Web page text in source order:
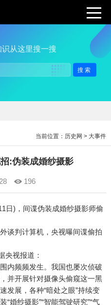
从这里搜一搜
搜索
当前位置： 历史网 > 大事件
:伪装成婚纱摄影
196
日)，间谍伪装成婚纱摄影师偷
判计算机，央视曝间谍偷拍
视报道：
频频发生。我国也屡次侦破
并开展针对摄像头偷窥这一黑
发展，各种“暗处之眼”持续变
婚纱摄影”“智能驾驶研究”“气